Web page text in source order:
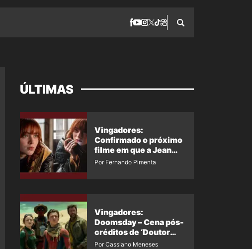
ÚLTIMAS
Vingadores:
Confirmado o próximo
filme em que a Jean
Grey irá aparecer
Por Fernando Pimenta
Vingadores:
Doomsday – Cena pós-
créditos de ‘Doutor
Destino’ é revelada
Por Cassiano Meneses